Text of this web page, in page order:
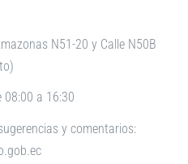
N51-20 y Calle N50B
08:00 a 16:30
y comentarios: